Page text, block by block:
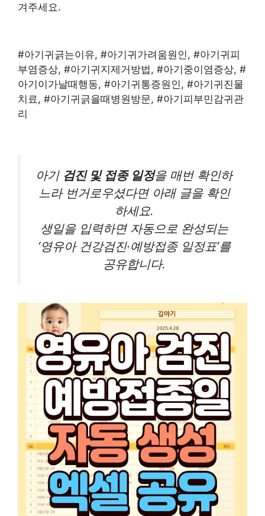
겨주세요.
#아기귀긁는이유, #아기귀가려움원인, #아기귀피
부염증상, #아기귀지제거방법, #아기중이염증상, #
아기이가날때행동, #아기귀통증원인, #아기귀진물
치료, #아기귀긁을때병원방문, #아기피부민감귀관
리
아기 검진 및 접종 일정을 매번 확인하
느라 번거로우셨다면 아래 글을 확인
하세요.
생일을 입력하면 자동으로 완성되는
‘영유아 건강검진·예방접종 일정표’를
공유합니다.